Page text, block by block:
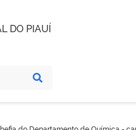
DO PIAUÍ